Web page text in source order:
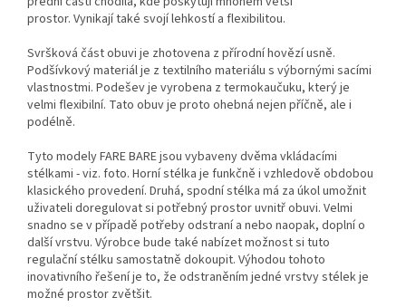
prostor. Vynikají také svojí lehkostí a flexibilitou.
Svršková část obuvi je zhotovena z přírodní hovězí usně.
Podšívkový materiálje z textilního materiálu s výbornými sacími
vlastnostmi. Podešev je vyrobena z termokaučuku, který je
velmi flexibilní. Tato obuv je proto ohebná nejen příčně, ale i
podélně.
Tyto modely FARE BARE jsou vybaveny dvěma vkládacími
stélkami - viz. foto. Horní stélka je funkčně i vzhledově obdobou
klasického provedení. Druhá, spodní stélka má za úkol umožnit
uživateli doregulovat si potřebný prostor uvnitř obuvi. Velmi
snadno se v případě potřeby odstraní a nebo naopak, doplní o
další vrstvu. Výrobce bude také nabízet možnost si tuto
regulační stélku samostatně dokoupit. Výhodou tohoto
inovativního řešení je to, že odstraněním jedné vrstvy stélek je
možné prostor zvětšit.